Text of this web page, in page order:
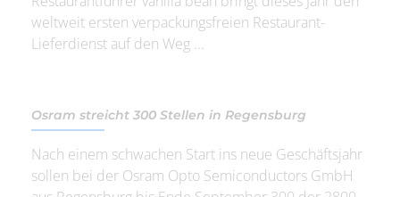
weltweit ersten verpackungsfreien Restaurant-
Lieferdienst auf den Weg ...
Osram streicht 300 Stellen in Regensburg
Nach einem schwachen Start ins neue Geschäftsjahr
sollen bei der Osram Opto Semiconductors GmbH